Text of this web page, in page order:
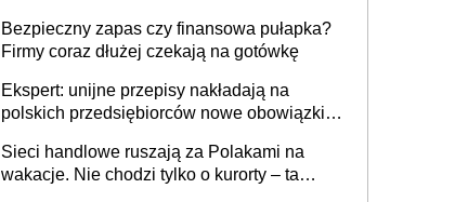
Bezpieczny zapas czy finansowa pułapka?
Firmy coraz dłużej czekają na gotówkę
Ekspert: unijne przepisy nakładają na
polskich przedsiębiorców nowe obowiązki w
Sieci handlowe ruszają za Polakami na
wakacje. Nie chodzi tylko o kurorty – ta